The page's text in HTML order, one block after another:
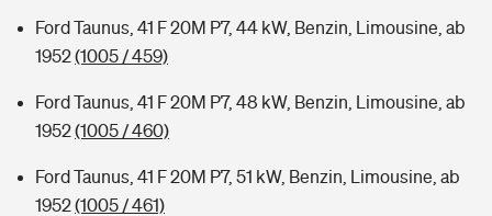
Ford Taunus, 41 F 20M P7, 44 kW, Benzin, Limousine, ab
1952(1005 / 459)
Ford Taunus, 41 F 20M P7, 48 kW, Benzin, Limousine, ab
1952(1005 / 460)
Ford Taunus, 41 F 20M P7, 51 kW, Benzin, Limousine, ab
1952(1005 / 461)